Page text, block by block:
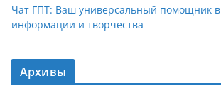
Чат ГПТ: Ваш универсальный помощник
информации и творчества
Архивы